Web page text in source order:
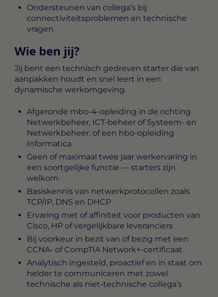
Ondersteunen van collega’s bij
connectiviteitsproblemen en technische
vragen
Wie ben jij?
Jij bent een technisch gedreven starter die van
aanpakken houdt en snel leert in een
dynamische werkomgeving.
Afgeronde mbo-4-opleiding in de richting
Netwerkbeheer, ICT-beheer of Systeem- en
Netwerkbeheer, of een hbo-opleiding
Informatica
Geen of maximaal twee jaar werkervaring in
een soortgelijke functie — starters zijn
welkom
Basiskennis van netwerkprotocollen zoals
TCP/IP, DNS en DHCP
Ervaring met of affiniteit voor producten van
Cisco, HP of vergelijkbare leveranciers
Bij voorkeur in bezit van of bezig met een
CCNA- of CompTIA Network+-certificaat
Analytisch ingesteld, proactief en in staat om
helder te communiceren met zowel
technische als niet-technische collega’s